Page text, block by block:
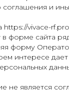
соглашения и
https://vivace-
в форме сайта
форму
интересе дает
не является